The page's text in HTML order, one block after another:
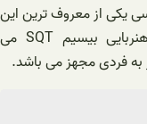
یکی از معروف ترین این
محصولات، دوربین مخفی کوچک شارژی آهنربایی بیسیم SQT می
به فردی مجهز می باشد.